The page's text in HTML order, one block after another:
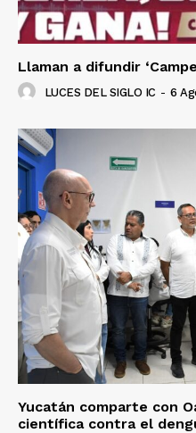
Llaman a difundir
LUCES DEL SIGLO IC - 6
Yucatán comparte con
científica contra el